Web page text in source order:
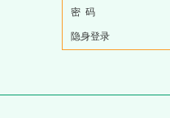
密 码
隐身登录